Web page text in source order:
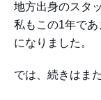
地方出身のスタ
私もこの1年で
になりました。
では、続きはま